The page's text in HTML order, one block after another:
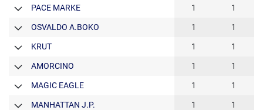
PACE MARKE 1 1
OSVALDO A.BOKO 1 1
KRUT 1 1
AMORCINO 1 1
MAGIC EAGLE 1 1
MANHATTAN J.P. 1 1